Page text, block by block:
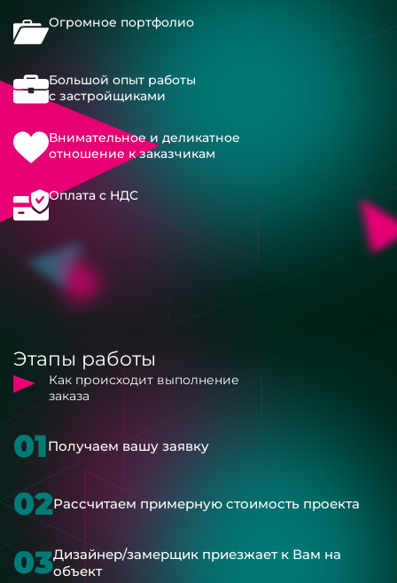
Огромное портфолио
Большой опыт работы
с застройщиками
Внимательное и деликатное
отношение к заказчикам
Оплата с НДС
Этапы работы
Как происходит выполнение
заказа
01Получаем вашу заявку
02Рассчитаем примерную стоимость проекта
03Дизайнер/замерщик приезжает к Вам на
объект